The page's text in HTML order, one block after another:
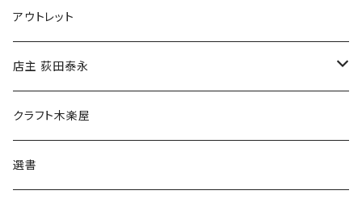
マグカップ
傘
食料品
その他
アウトレット
店主 荻田泰永
書籍
ウェア
クラフト木楽屋
選書